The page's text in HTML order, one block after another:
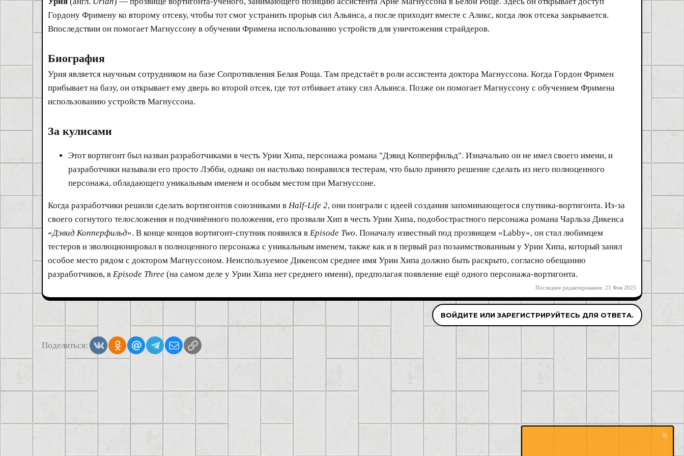
Гордону Фримену ко второму отсеку, чтобы тот смог устранить прорыв сил Альянса, а после приходит вместе с Аликс, когда люк отсека закрывается.
Впоследствии он помогает Магнуссону в обучении Фримена использованию устройств для уничтожения страйдеров.
Биография
Урия является научным сотрудником на базе Сопротивления Белая Роща. Там предстаёт в роли ассистента доктора Магнуссона. Когда Гордон Фримен
прибывает на базу, он открывает ему дверь во второй отсек, где тот отбивает атаку сил Альянса. Позже он помогает Магнуссону с обучением Фримена
использованию устройств Магнуссона.
За кулисами
Этот вортигонт был назван разработчиками в честь Урии Хипа, персонажа романа "Дэвид Копперфильд". Изначально он не имел своего имени, и
разработчики называли его просто Лэбби, однако он настолько понравился тестерам, что было принято решение сделать из него полноценного
персонажа, обладающего уникальным именем и особым местом при Магнуссоне.
Когда разработчики решили сделать вортигонтов союзниками в Half-Life 2, они поиграли с идеей создания запоминающегося спутника-вортигонта. Из-за
своего согнутого телосложения и подчинённого положения, его прозвали Хип в честь Урии Хипа, подобострастного персонажа романа Чарльза Дикенса
«Дэвид Копперфильд». В конце концов вортигонт-спутник появился в Episode Two. Поначалу известный под прозвищем «Labby», он стал любимцем
тестеров и эволюционировал в полноценного персонажа с уникальным именем, также как и в первый раз позаимствованным у Урии Хипа, который занял
особое место рядом с доктором Магнуссоном. Неиспользуемое Дикенсом среднее имя Урии Хипа должно быть раскрыто, согласно обещанию
разработчиков, в Episode Three (на самом деле у Урии Хипа нет среднего имени), предполагая появление ещё одного персонажа-вортигонта.
Последнее редактирование: 21 Фев 2025
ВОЙДИТЕ ИЛИ ЗАРЕГИСТРИРУЙТЕСЬ ДЛЯ ОТВЕТА.
Поделиться: VkontakteOdnoklassniki
Mail.ruTelegramЭлектронная почта
Ссылка